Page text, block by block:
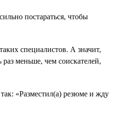
постараться, чтобы
специалистов. А значит,
меньше, чем соискателей,
«Разместил(а) резюме и жду